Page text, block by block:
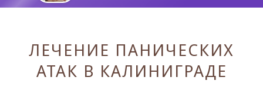
ЛЕЧЕНИЕ ПАНИЧЕСКИХ
АТАК В КАЛИНИГРАДЕ